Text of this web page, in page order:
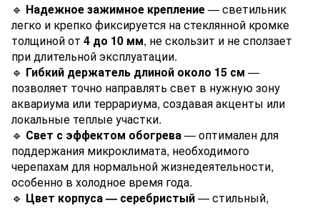
🔹 Надежное зажимное крепление— светильник
легко и крепко фиксируется на стеклянной кромке
толщиной от 4 до 10 мм, не скользит и не сползает
при длительной эксплуатации.
🔹 Гибкий держатель длиной около 15 см —
позволяет точно направлять свет в нужную зону
аквариума или террариума, создавая акценты или
локальные теплые участки.
🔹 Свет с эффектом обогрева— оптимален для
поддержания микроклимата, необходимого
черепахам для нормальной жизнедеятельности,
особенно в холодное время года.
🔹 Цвет корпуса — серебристый— стильный,